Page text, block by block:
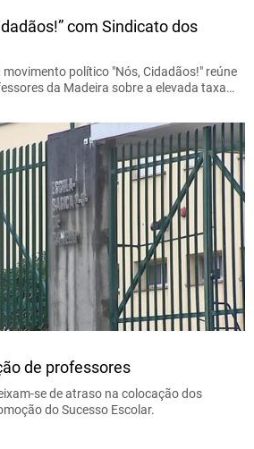
com Sindicato dos
político "Nós, Cidadãos!" reúne
da Madeira sobre a elevada taxa…
de professores
se de atraso na colocação dos
do Sucesso Escolar.